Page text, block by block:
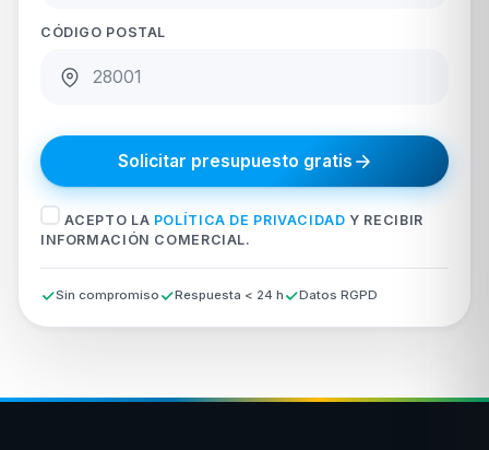
CÓDIGO POSTAL
Solicitar presupuesto gratis
ACEPTO LA POLÍTICA DE PRIVACIDAD Y RECIBIR
INFORMACIÓN COMERCIAL.
Sin compromiso Respuesta < 24 h Datos RGPD